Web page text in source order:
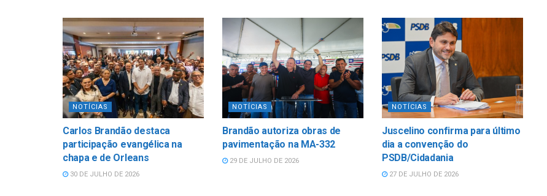
NOTÍCIAS
Carlos Brandão destaca
participação evangélica na
chapa e de Orleans
30 DE JULHO DE 2026
NOTÍCIAS
Brandão autoriza obras de
pavimentação na MA-332
29 DE JULHO DE 2026
NOTÍCIAS
Juscelino confirma para último
dia a convenção do
PSDB/Cidadania
27 DE JULHO DE 2026